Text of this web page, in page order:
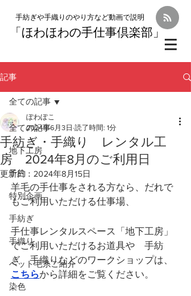
手紡ぎや手織りのやり方など動画で説明
「 ほわほわの手仕事倶楽部」
記事
全ての記事
地下工房
予約
特別企画
手紡ぎ
手織り
ペット毛糸ご紹介
染色
全ての記事
手紡ぎ・手織り レンタル工
房 2024年8月のご利用日
ぽわぽこ
2024年6月3日 読了時間: 1分
更新日： 2024年8月15日
羊毛の手仕事をされる方なら、だれで
もご利用いただける仕事場、
手仕事レンタルスペース「地下工房」
でご利用いただけるお道具や　手紡
ぎ　手織りなどのワークショップは、
こちらから詳細をご覧ください。